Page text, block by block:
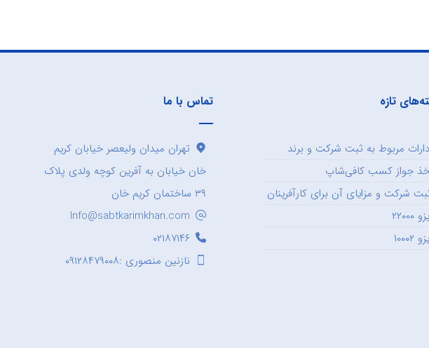
تازه
مربوط به ثبت شرکت و برند
جواز کسب کافی‌شاپ
شرکت و مزایای آن برای کارآفرینان
۲۲۰۰۰
۱۰۰۰۲
تماس با ما
تهران میدان ولیعصر خیابان کریم
خان خیابان به آفرین کوچه ولدی پلاک
۳۹ ساختمان کریم خان
Info@sabtkarimkhan.com
۰۲۱۸۷۱۴۶
نازنین منصوری :۰۹۱۲۸۴۷۹۰۰۸